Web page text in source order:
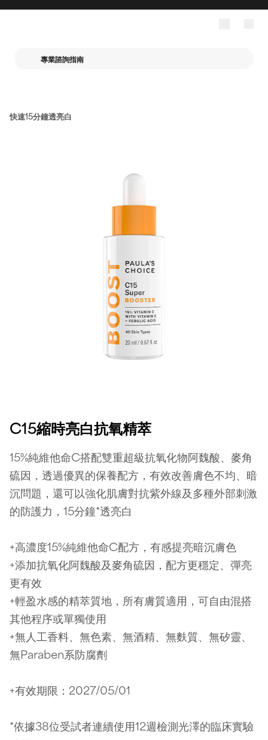
專業諮詢指南
快速15分鐘透亮白
C15縮時亮白抗氧精萃
15%純維他命C搭配雙重超級抗氧化物阿魏酸、麥角
硫因，透過優異的保養配方，有效改善膚色不均、暗
沉問題，還可以強化肌膚對抗紫外線及多種外部刺激
的防護力，15分鐘*透亮白
+高濃度15%純維他命C配方，有感提亮暗沉膚色
+添加抗氧化阿魏酸及麥角硫因，配方更穩定、彈亮
更有效
+輕盈水感的精萃質地，所有膚質適用，可自由混搭
其他程序或單獨使用
+無人工香料、無色素、無酒精、無麩質、無矽靈、
無Paraben系防腐劑
+有效期限：2027/05/01
*依據38位受試者連續使用12週檢測光澤的臨床實驗